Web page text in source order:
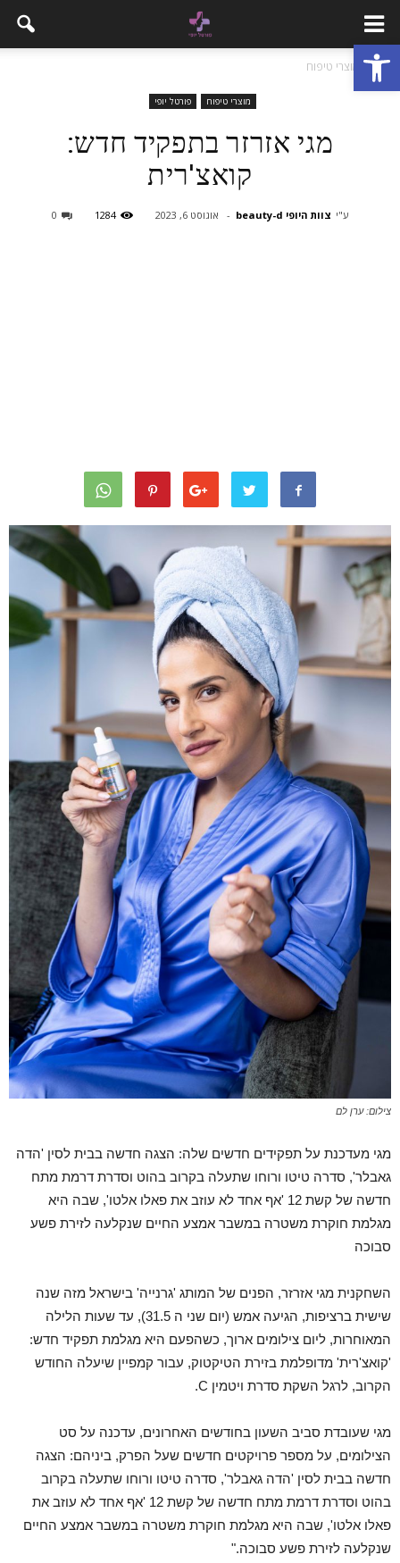
פתח סרגל נגישות
בית מוצרי טיפוח
מוצרי טיפוח פורטל יופי
מגי אזרזר בתפקיד חדש:
קואצ'רית
ע"י צוות היופי beauty-d - אוגוסט 6, 2023 1284
0
צילום: ערן לם
מגי מעדכנת על תפקידים חדשים שלה: הצגה חדשה בבית לסין 'הדה
גאבלר', סדרה טיטו ורוחו שתעלה בקרוב בהוט וסדרת דרמת מתח
חדשה של קשת 12 'אף אחד לא עוזב את פאלו אלטו', שבה היא
מגלמת חוקרת משטרה במשבר אמצע החיים שנקלעה לזירת פשע
סבוכה
השחקנית מגי אזרזר, הפנים של המותג 'גרנייה' בישראל מזה שנה
שישית ברציפות, הגיעה אמש (יום שני ה 31.5), עד שעות הלילה
המאוחרות, ליום צילומים ארוך, כשהפעם היא מגלמת תפקיד חדש:
'קואצ'רית' מדופלמת בזירת הטיקטוק, עבור קמפיין שיעלה החודש
הקרוב, לרגל השקת סדרת ויטמין C.
מגי שעובדת סביב השעון בחודשים האחרונים, עדכנה על סט
הצילומים, על מספר פרויקטים חדשים שעל הפרק, ביניהם: הצגה
חדשה בבית לסין 'הדה גאבלר', סדרה טיטו ורוחו שתעלה בקרוב
בהוט וסדרת דרמת מתח חדשה של קשת 12 'אף אחד לא עוזב את
פאלו אלטו', שבה היא מגלמת חוקרת משטרה במשבר אמצע החיים
שנקלעה לזירת פשע סבוכה."